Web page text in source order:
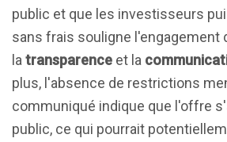
public et que les investisseurs
sans frais souligne l'engagement
la transparence et la
plus, l'absence de restrictions
communiqué indique que l'offre
public, ce qui pourrait